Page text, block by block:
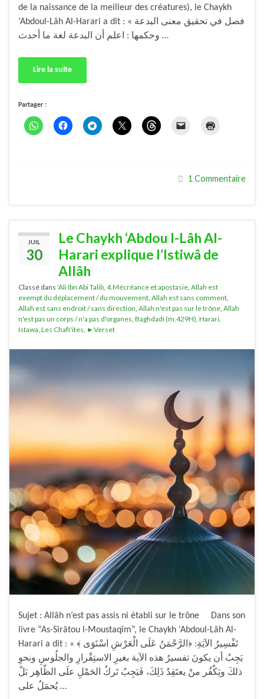
de la naissance de la meilleur des créatures), le Chaykh
‘Abdoul-Lâh Al-Harari a dit : « فصل في تحقيق معنى البدعة
وحكمها : اعلم أن البدعة لغة ما أحدث …
Lire la suite
Partager :
1 Commentaire
JUIL
30
Le Chaykh ‘Abdou l-Lâh Al-
Harari explique l’Istiwâ de
Allâh
Classé dans 'Ali Ibn Abi Talib, 4.Mécréance et apostasie, Allah est
exempt du déplacement / du mouvement, Allah est sans comment,
Allah est sans endroit / sans direction, Allah n'est pas sur le trône, Allah
n'est pas un corps / n'a pas d'organes, Baghdadi (m.429H), Harari,
Istawa, Les Chafi'ites, ►Verset
Sujet : Allâh n’est pas assis ni établi sur le trône Dans son
livre “As-Sirâtou l-Moustaqîm”, le Chaykh ‘Abdoul-Lâh Al-
Harari a dit : « تَفْسِيرُ الآيَةِ: ﴿الرَّحْمَنُ عَلَى الْعَرْشِ اسْتَوَى ﴾
يَجِبُ أن يكونَ تفسيرُ هذه الآية بغيرِ الاستِقْرارِ والجلُوسِ ونحوِ
ذلكَ ويَكْفُر منْ يعتَقِدُ ذَلِكَ، فَيَجِبُ تَركُ الحَمْلِ علَى الظّاهِر بَلْ
يُحمَلُ على …